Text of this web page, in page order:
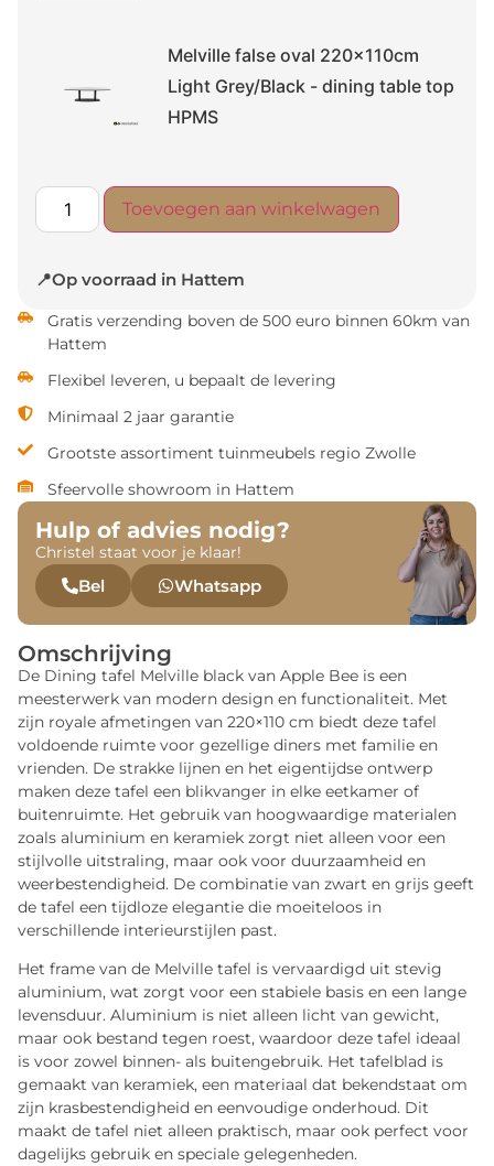
Melville false oval 220x110cm
Light Grey/Black - dining table top
HPMS
Toevoegen aan winkelwagen
📍Op voorraad in Hattem
Gratis verzending boven de 500 euro binnen 60km van
Hattem
Flexibel leveren, u bepaalt de levering
Minimaal 2 jaar garantie
Grootste assortiment tuinmeubels regio Zwolle
Sfeervolle showroom in Hattem
Hulp of advies nodig?
Christel staat voor je klaar!
Bel Whatsapp
Omschrijving
De Dining tafel Melville black van Apple Bee is een
meesterwerk van modern design en functionaliteit. Met
zijn royale afmetingen van 220×110 cm biedt deze tafel
voldoende ruimte voor gezellige diners met familie en
vrienden. De strakke lijnen en het eigentijdse ontwerp
maken deze tafel een blikvanger in elke eetkamer of
buitenruimte. Het gebruik van hoogwaardige materialen
zoals aluminium en keramiek zorgt niet alleen voor een
stijlvolle uitstraling, maar ook voor duurzaamheid en
weerbestendigheid. De combinatie van zwart en grijs geeft
de tafel een tijdloze elegantie die moeiteloos in
verschillende interieurstijlen past.
Het frame van de Melville tafel is vervaardigd uit stevig
aluminium, wat zorgt voor een stabiele basis en een lange
levensduur. Aluminium is niet alleen licht van gewicht,
maar ook bestand tegen roest, waardoor deze tafel ideaal
is voor zowel binnen- als buitengebruik. Het tafelblad is
gemaakt van keramiek, een materiaal dat bekendstaat om
zijn krasbestendigheid en eenvoudige onderhoud. Dit
maakt de tafel niet alleen praktisch, maar ook perfect voor
dagelijks gebruik en speciale gelegenheden.